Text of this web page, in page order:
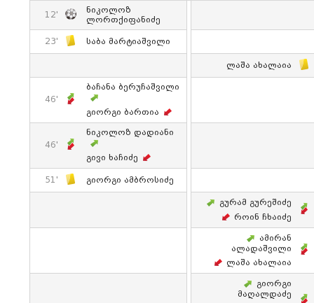
12'
Ნიკოლოზ
Ლორთქიფანიძე
23' Საბა Მარტიაშვილი
Ლაშა Ახალაია
46'
Ბაჩანა Ბერუჩაშვილი
Გიორგი Ბართია
46'
Ნიკოლოზ Დადიანი
Გივი Ხაჩიძე
51' Გიორგი Ამბროსიძე
Გურამ Გურეშიძე
Როინ Ჩხაიძე
Ამირან
Ალადაშვილი
Ლაშა Ახალაია
Გიორგი
Მაღალდაძე